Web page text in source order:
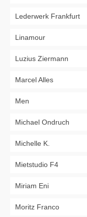
Lederwerk Frankfurt
Linamour
Luzius Ziermann
Marcel Alles
Men
Michael Ondruch
Michelle K.
Mietstudio F4
Miriam Eni
Moritz Franco